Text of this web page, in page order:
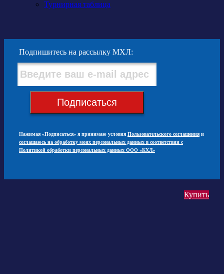
Купить
Турнирная таблица
Подпишитесь на рассылку МХЛ:
Подписаться
Нажимая «Подписаться» я принимаю условия Пользовательского соглашения и
соглашаюсь на обработку моих персональных данных в соответствии с
Политикой обработки персональных данных ООО «КХЛ»